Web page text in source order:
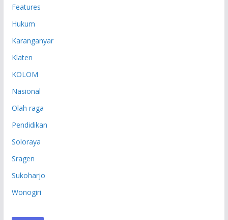
Features
Hukum
Karanganyar
Klaten
KOLOM
Nasional
Olah raga
Pendidikan
Soloraya
Sragen
Sukoharjo
Wonogiri